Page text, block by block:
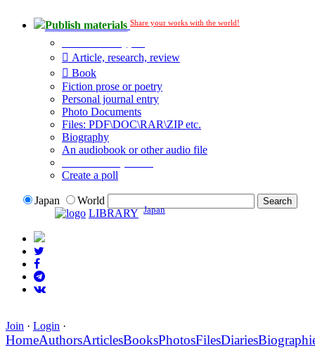
Publish materials Share your works with the world!
Article, research, review
Book
Fiction prose or poetry
Personal journal entry
Photo Documents
Files: PDF\DOC\RAR\ZIP etc.
Biography
An audiobook or other audio file
Create a poll
Japan
World
LIBRARY Japan
Join · Login ·
HomeAuthorsArticlesBooksPhotosFilesDiaries